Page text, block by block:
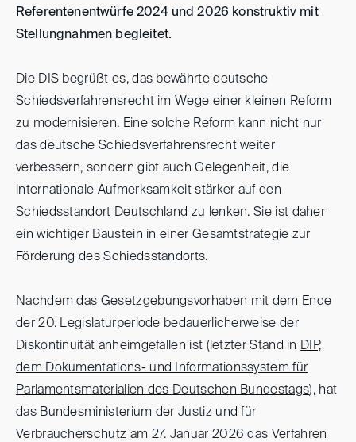
Referentenentwürfe 2024 und 2026 konstruktiv mit
Stellungnahmen begleitet.
Die DIS begrüßt es, das bewährte deutsche
Schiedsverfahrensrecht im Wege einer kleinen Reform
zu modernisieren. Eine solche Reform kann nicht nur
das deutsche Schiedsverfahrensrecht weiter
verbessern, sondern gibt auch Gelegenheit, die
internationale Aufmerksamkeit stärker auf den
Schiedsstandort Deutschland zu lenken. Sie ist daher
ein wichtiger Baustein in einer Gesamtstrategie zur
Förderung des Schiedsstandorts.
Nachdem das Gesetzgebungsvorhaben mit dem Ende
der 20. Legislaturperiode bedauerlicherweise der
Diskontinuität anheimgefallen ist (letzter Stand in DIP,
dem Dokumentations- und Informationssystem für
Parlamentsmaterialien des Deutschen Bundestags), hat
das Bundesministerium der Justiz und für
Verbraucherschutz am 27. Januar 2026 das Verfahren